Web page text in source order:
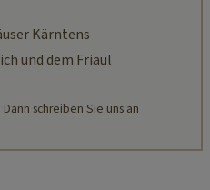
Kärntens
und dem Friaul
schreiben Sie uns an